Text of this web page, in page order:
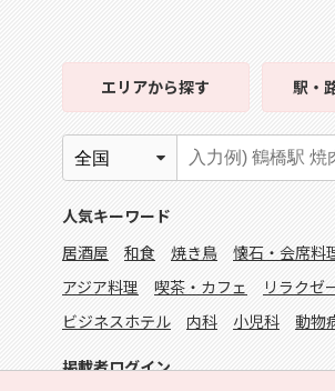
エリアから探す 駅・
人気キーワード
居酒屋
和食 焼き鳥 懐石・会席料
アジア料理
喫茶・カフェ リラクゼ
ビジネスホテル
内科 小児科 動物
掲載者ログイン